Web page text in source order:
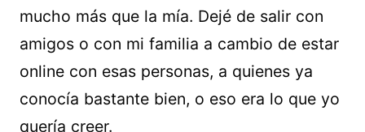
mucho más que la mía. Dejé de salir con
amigos o con mi familia a cambio de estar
online con esas personas, a quienes ya
conocía bastante bien, o eso era lo que yo
quería creer.